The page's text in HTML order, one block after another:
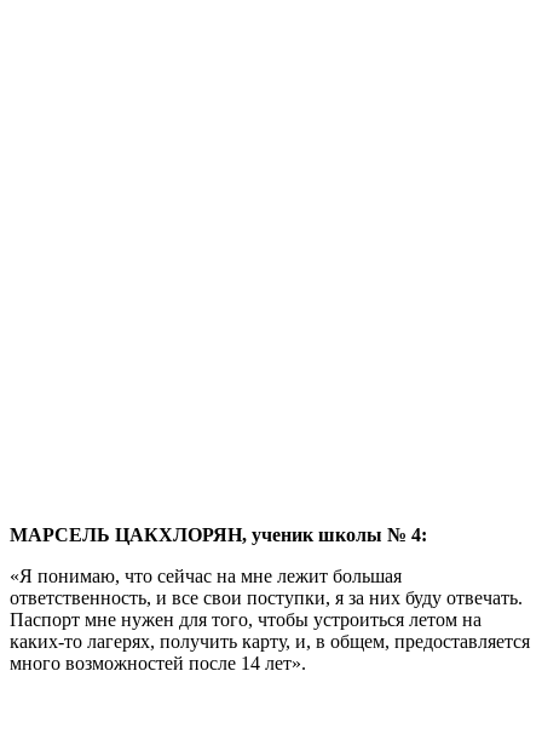
МАРСЕЛЬ ЦАКХЛОРЯН, ученик школы № 4:
«Я понимаю, что сейчас на мне лежит большая
ответственность, и все свои поступки, я за них буду отвечать.
Паспорт мне нужен для того, чтобы устроиться летом на
каких-то лагерях, получить карту, и, в общем, предоставляется
много возможностей после 14 лет».